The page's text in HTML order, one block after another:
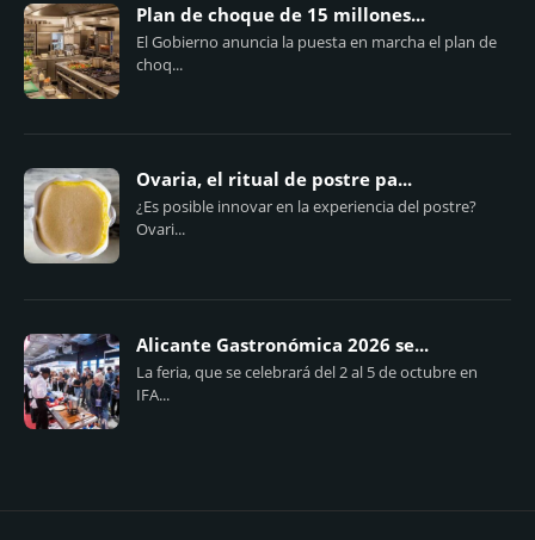
Plan de choque de 15 millones...
El Gobierno anuncia la puesta en marcha el plan de
choq...
Ovaria, el ritual de postre pa...
¿Es posible innovar en la experiencia del postre?
Ovari...
Alicante Gastronómica 2026 se...
La feria, que se celebrará del 2 al 5 de octubre en
IFA...